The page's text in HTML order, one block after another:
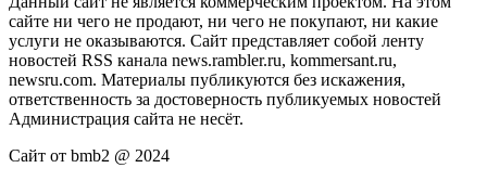
сайте ни чего не продают, ни чего не покупают, ни какие
услуги не оказываются. Сайт представляет собой ленту
новостей RSS канала news.rambler.ru, kommersant.ru,
newsru.com. Материалы публикуются без искажения,
ответственность за достоверность публикуемых новостей
Администрация сайта не несёт.
Сайт от bmb2 @ 2024